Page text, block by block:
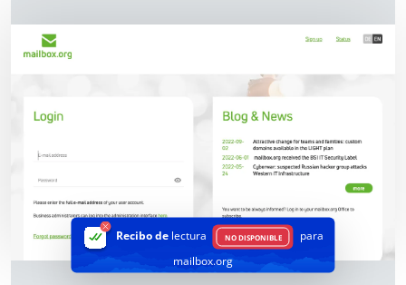
Recibo delectura NO DISPONIBLE
para
mailbox.org